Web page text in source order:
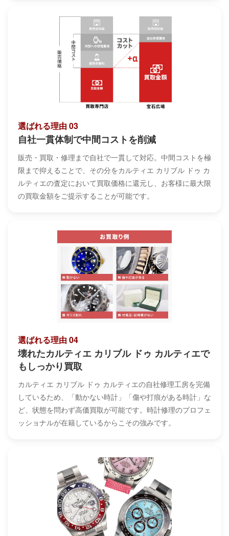
選ばれる理由 03
自社一貫体制で中間コストを削減
販売・買取・修理まで自社で一貫して対応。中間コストを極
限まで抑えることで、その分をカルティエ カリブル ドゥ カ
ルティエの査定において買取価格に還元し、お客様に最大限
の買取金額をご提示することが可能です。
選ばれる理由 04
壊れたカルティエ カリブル ドゥ カルティエで
もしっかり買取
カルティエ カリブル ドゥ カルティエの自社修理工房を完備
しているため、「動かない時計」「傷や打痕がある時計」な
ど、状態を問わず高価買取が可能です。時計修理のプロフェ
ッショナルが在籍しているからこその強みです。